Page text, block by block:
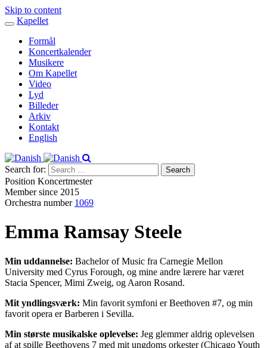
Skip to content
Toggle
navigation
Kapellet
Formål
Koncertkalender
Musikere
Om Kapellet
Video
Lyd
Billeder
Arkiv
Kontakt
English
Search for:
Position Koncertmester
Member since 2015
Orchestra number 1069
Emma Ramsay Steele
Min uddannelse: Bachelor of Music fra Carnegie Mellon
University med Cyrus Forough, og mine andre lærere har været
Stacia Spencer, Mimi Zweig, og Aaron Rosand.
Mit yndlingsværk: Min favorit symfoni er Beethoven #7, og min
favorit opera er Barberen i Sevilla.
Min største musikalske oplevelse: Jeg glemmer aldrig oplevelsen
af at spille Beethovens 7 med mit ungdoms orkester (Chicago Youth